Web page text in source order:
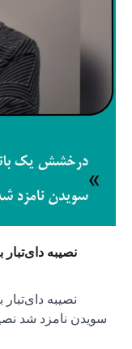
نصیبه دای‌تبار
نصیبه
سویدن نامزد شد